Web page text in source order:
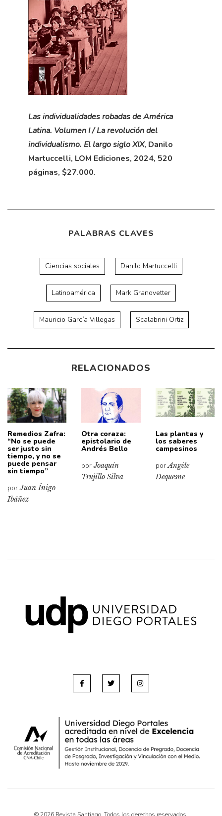
Las individualidades robadas de América
Latina. Volumen I / La revolución del
individualismo. El largo siglo XIX, Danilo
Martuccelli, LOM Ediciones, 2024, 520
páginas, $27.000.
PALABRAS CLAVES
Ciencias sociales Danilo Martuccelli
Latinoamérica Mark Granovetter
Mauricio García Villegas Scalabrini Ortiz
RELACIONADOS
Remedios Zafra:
“No se puede
ser justo sin
tiempo, y no se
puede pensar
sin tiempo”
porJuan Íñigo
Ibáñez
Otra coraza:
epistolario de
Andrés Bello
porJoaquín
Trujillo Silva
Las plantas y
los saberes
campesinos
porAngèle
Dequesne